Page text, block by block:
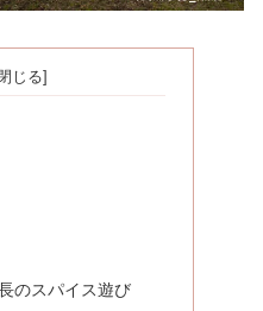
のスパイス遊び